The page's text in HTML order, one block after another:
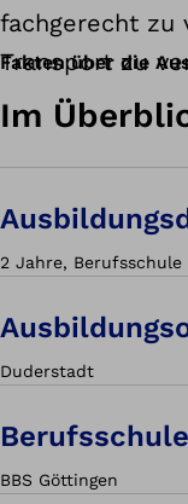
fachgerecht zu
Transport zu
Fakten über die
Im
2 Jahre,
Duderstadt
Berufsschule
BBS Göttingen